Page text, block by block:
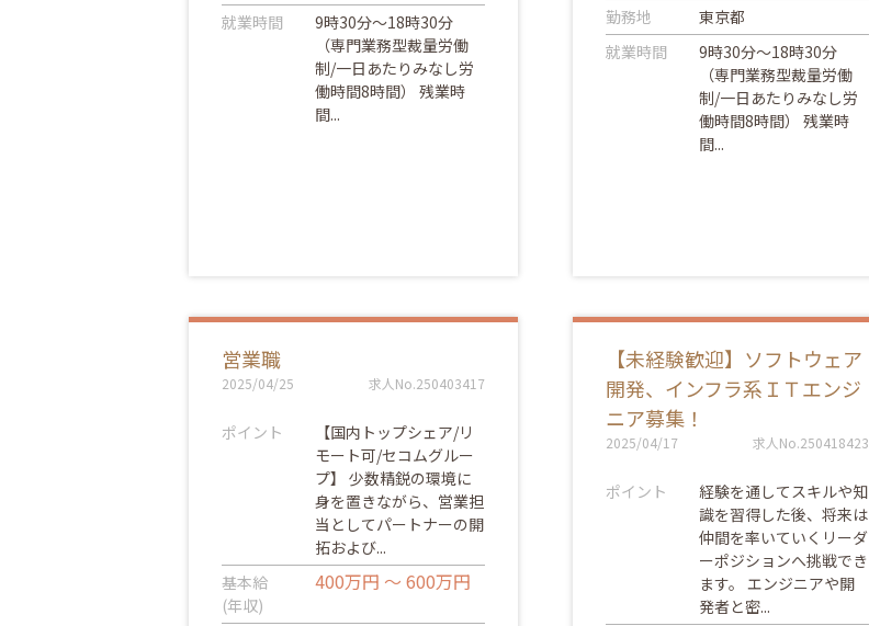
就業時間
9時30分～18時30分
（専門業務型裁量労働
制/一日あたりみなし労
働時間8時間） 残業時
間...
勤務地
東京都
就業時間
9時30分～18時30分
（専門業務型裁量労働
制/一日あたりみなし労
働時間8時間） 残業時
間...
営業職
2025/04/25 求人No.250403417
ポイント
【国内トップシェア/リ
モート可/セコムグルー
プ】 少数精鋭の環境に
身を置きながら、営業担
当としてパートナーの開
拓および...
基本給
(年収)
400万円 ～ 600万円
【未経験歓迎】ソフトウェア
開発、インフラ系ＩＴエンジ
ニア募集！
2025/04/17 求人No.250418423
ポイント
経験を通してスキルや知
識を習得した後、将来は
仲間を率いていくリーダ
ーポジションへ挑戦でき
ます。 エンジニアや開
発者と密...